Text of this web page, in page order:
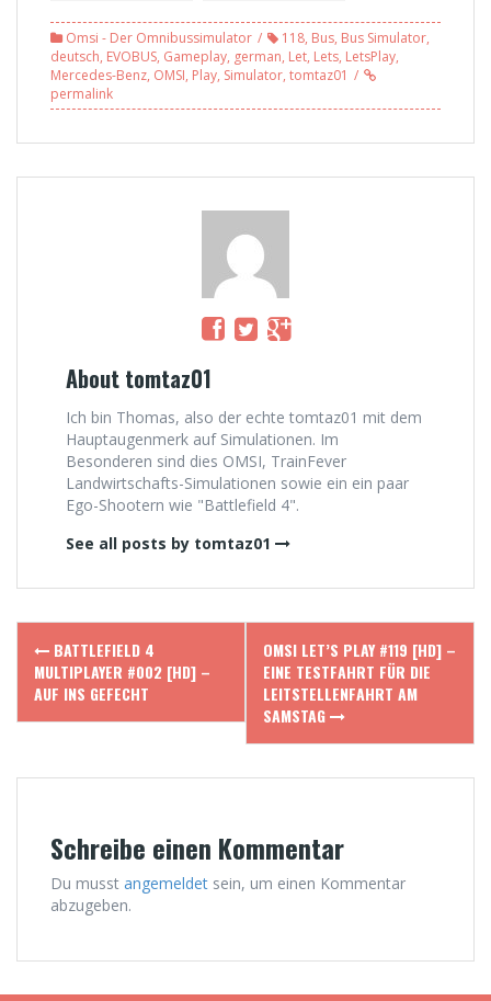
Langbach, der
Feierabend ruft,
Linie A [HD]
Kreis-Verkehr,
Freudstadt L 15
(2/2)
Omsi - Der Omnibussimulator 118, Bus, Bus Simulator,
deutsch, EVOBUS, Gameplay, german, Let, Lets, LetsPlay,
Mercedes-Benz, OMSI, Play, Simulator, tomtaz01
permalink
About tomtaz01
Ich bin Thomas, also der echte tomtaz01 mit dem
Hauptaugenmerk auf Simulationen. Im
Besonderen sind dies OMSI, TrainFever
Landwirtschafts-Simulationen sowie ein ein paar
Ego-Shootern wie "Battlefield 4".
See all posts by tomtaz01
Post
navigation
BATTLEFIELD 4
MULTIPLAYER #002 [HD] –
AUF INS GEFECHT
OMSI LET’S PLAY #119 [HD] –
EINE TESTFAHRT FÜR DIE
LEITSTELLENFAHRT AM
SAMSTAG
Schreibe einen Kommentar
Du musst angemeldet sein, um einen Kommentar
abzugeben.